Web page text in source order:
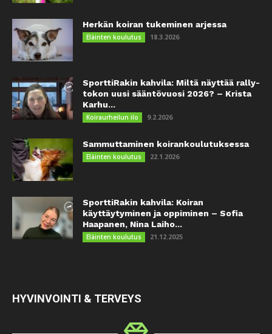
Herkän koiran tukeminen arjessa
Eläinten koulutus 18.3.2026
SporttiRakin kahvila: Miltä näyttää rally-
tokon uusi sääntövuosi 2026? – Krista
Karhu...
Koiraurheilun ilo 9.2.2026
Sammuttaminen koirankoulutuksessa
Eläinten koulutus 22.1.2026
SporttiRakin kahvila: Koiran
käyttäytyminen ja oppiminen – Sofia
Haapanen, Nina Laiho...
Eläinten koulutus 21.12.2025
HYVINVOINTI & TERVEYS